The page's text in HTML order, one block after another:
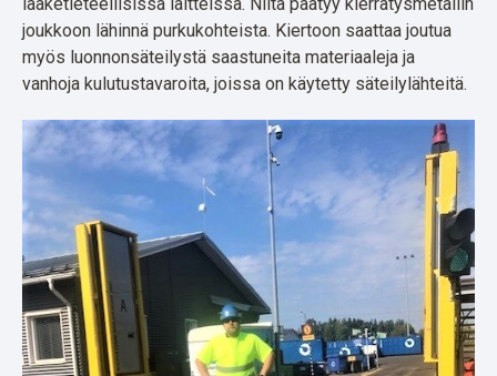
joukkoon lähinnä purkukohteista. Kiertoon saattaa joutua
myös luonnonsäteilystä saastuneita materiaaleja ja
vanhoja kulutustavaroita, joissa on käytetty säteilylähteitä.